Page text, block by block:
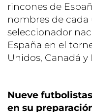
rincones de
nombres de cada
seleccionador
España en el
Unidos, Canadá y
Nueve
en su